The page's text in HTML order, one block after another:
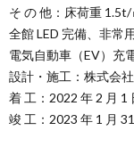
そ の 他：床荷重
全館 LED 完備、非常
電気自動車（EV）充
設計・施工：株式会
着 工：2022 年 2 月 1
竣 工：2023 年 1 月